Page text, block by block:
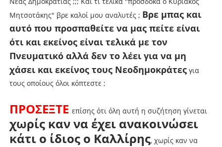
Μητσοτάκης" βρε καλοί μου αναλυτές ; Βρε μπας και
αυτό που προσπαθείτε να μας πείτε είναι
ότι και εκείνος είναι τελικά με τον
Πνευματικό αλλά δεν το λέει για να μη
χάσει και εκείνος τους Νεοδημοκράτεςγια
τους οποίους όλοι κόπτεστε ;
ΠΡΟΣΕΞΤΕ επίσης ότι όλη αυτή η συζήτηση γίνεται
χωρίς καν να έχει ανακοινώσει
κάτι ο ίδιος ο Καλλίρης, χωρίς καν να